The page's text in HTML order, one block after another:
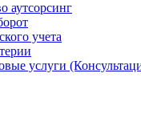
аутсорсинг
учета
услуги